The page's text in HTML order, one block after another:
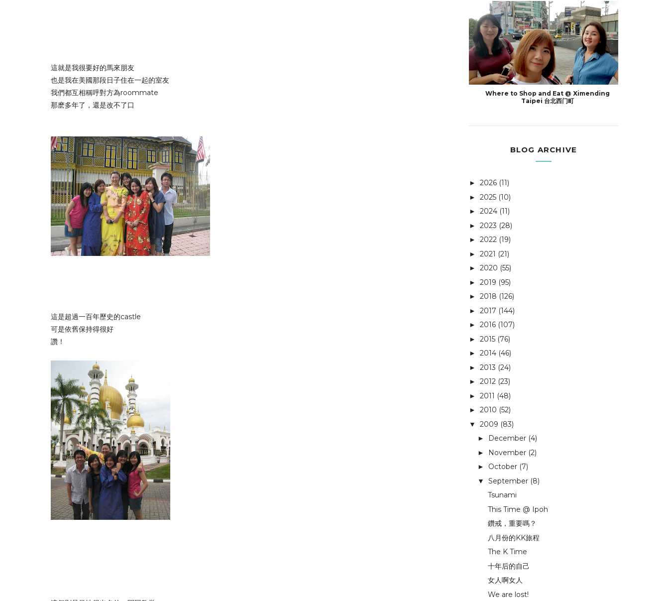
這就是我很要好的馬來朋友
也是我在美國那段日子住在一起的室友
我們都互相稱呼對方為roommate
那麽多年了，還是改不了口
這是超過一百年歷史的castle
可是依舊保持得很好
讚！
Where to Shop and Eat @ Ximending
Taipei 台北西门町
BLOG ARCHIVE
► 2026 (11)
► 2025 (10)
► 2024 (11)
► 2023 (28)
► 2022 (19)
► 2021 (21)
► 2020 (55)
► 2019 (95)
► 2018 (126)
► 2017 (144)
► 2016 (107)
► 2015 (76)
► 2014 (46)
► 2013 (24)
► 2012 (23)
► 2011 (48)
► 2010 (52)
▼ 2009 (83)
► December (4)
► November (2)
► October (7)
▼ September (8)
Tsunami
This Time @ Ipoh
鑽戒，重要嗎？
八月份的KK旅程
The K Time
十年后的自己
女人啊女人
We are lost!